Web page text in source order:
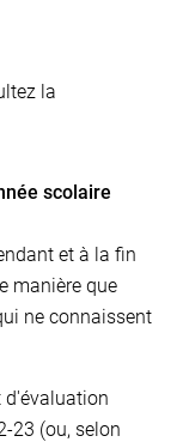
la
scolaire
et à la fin
manière que
ne connaissent
d'évaluation
23 (ou, selon